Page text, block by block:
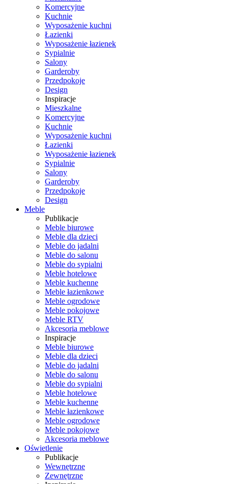
Komercyjne
Kuchnie
Wyposażenie kuchni
Łazienki
Wyposażenie łazienek
Sypialnie
Salony
Garderoby
Przedpokoje
Design
Inspiracje
Mieszkalne
Komercyjne
Kuchnie
Wyposażenie kuchni
Łazienki
Wyposażenie łazienek
Sypialnie
Salony
Garderoby
Przedpokoje
Design
Meble
Publikacje
Meble biurowe
Meble dla dzieci
Meble do jadalni
Meble do salonu
Meble do sypialni
Meble hotelowe
Meble kuchenne
Meble łazienkowe
Meble ogrodowe
Meble pokojowe
Meble RTV
Akcesoria meblowe
Inspiracje
Meble biurowe
Meble dla dzieci
Meble do jadalni
Meble do salonu
Meble do sypialni
Meble hotelowe
Meble kuchenne
Meble łazienkowe
Meble ogrodowe
Meble pokojowe
Akcesoria meblowe
Oświetlenie
Publikacje
Wewnętrzne
Zewnętrzne